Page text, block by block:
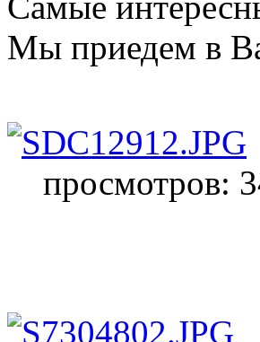
Мы приедем в
просмотров: